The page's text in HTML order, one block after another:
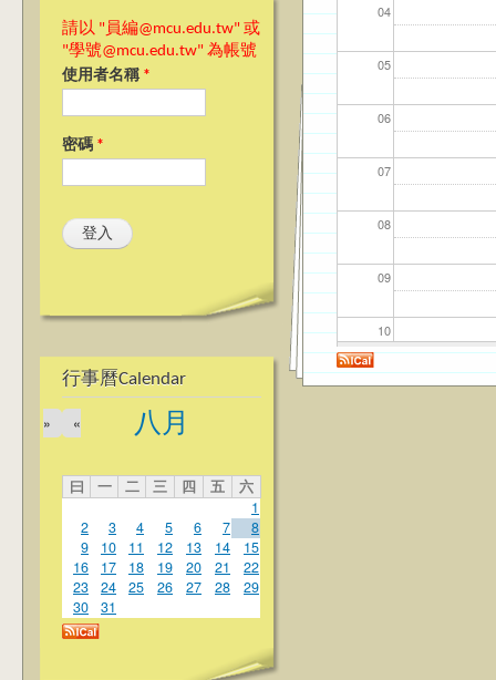
請以 "員編@mcu.edu.tw" 或
"學號@mcu.edu.tw" 為帳號
使用者名稱 *
密碼 *
行事曆Calendar
八月
«
»
曰 一 二 三 四 五
六
1
2
3 4 5 6 7
8
9
10 11 12 13 14
15
16
17 18 19 20 21
22
23
24 25 26 27 28
29
30
31
04
05
06
07
08
09
10
11